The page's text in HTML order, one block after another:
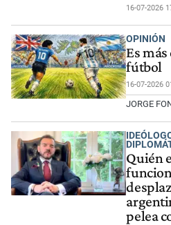
16-07-2026
OPINIÓN
Es
fútbol
16-07-2026
JORGE
Quién
pelea